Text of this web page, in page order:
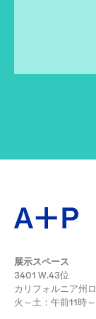
展示スペース
3401 W.43位
カリフォルニア州
火～土：午前11時